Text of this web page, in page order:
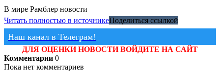
В мире Рамблер новости
Читать полностью в источникеПоделиться ссылкой
Наш канал в Телеграм!
ДЛЯ ОЦЕНКИ НОВОСТИ ВОЙДИТЕ НА САЙТ
Комментарии 0
Пока нет комментариев